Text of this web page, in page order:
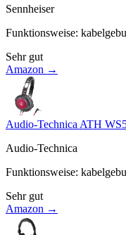
Sennheiser
Funktionsweise:
Sehr gut
Amazon →
Audio-Technica ATH
Audio-Technica
Funktionsweise:
Sehr gut
Amazon →